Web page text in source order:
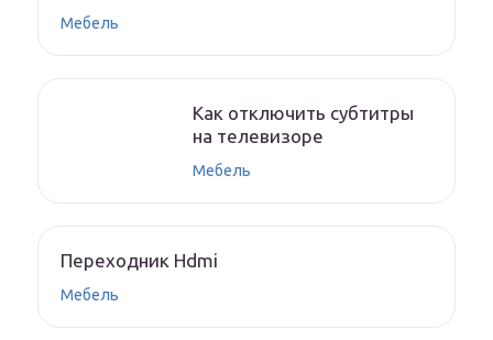
Мебель
Как отключить субтитры
на телевизоре
Мебель
Переходник Hdmi
Мебель